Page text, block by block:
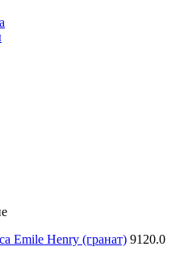
Emile Henry (гранат) 9120.0